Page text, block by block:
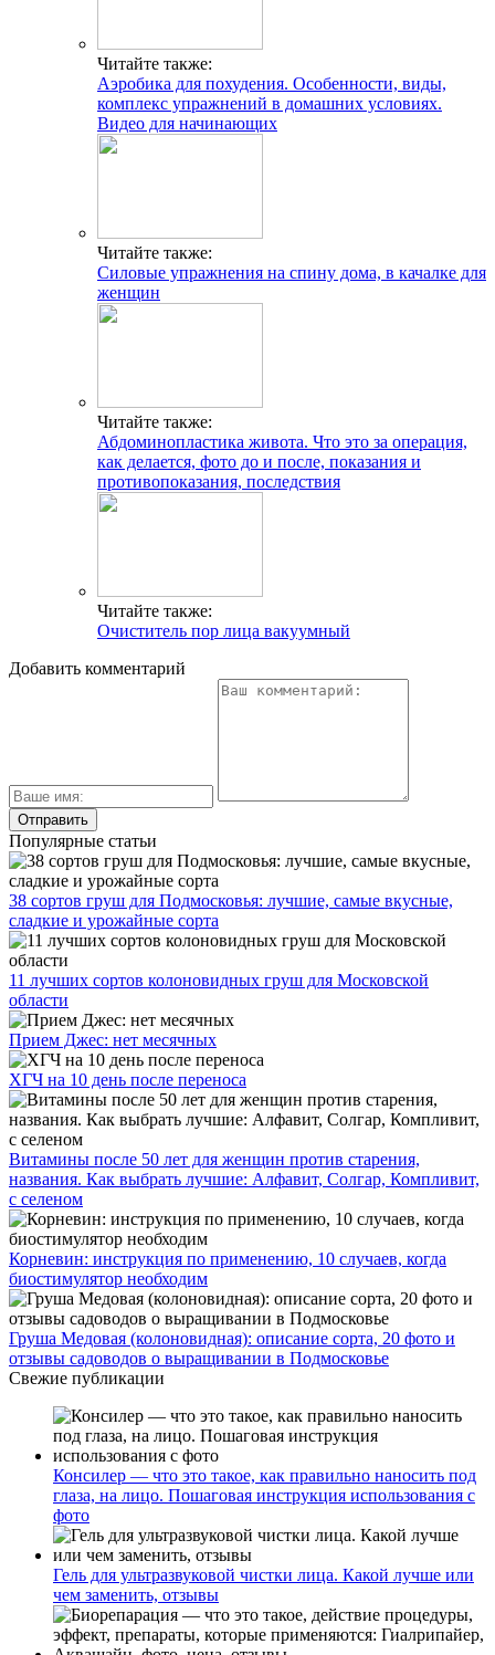
Читайте также:
Аэробика для похудения. Особенности, виды,
комплекс упражнений в домашних условиях.
Видео для начинающих
Читайте также:
Силовые упражнения на спину дома, в качалке для
женщин
Читайте также:
Абдоминопластика живота. Что это за операция,
как делается, фото до и после, показания и
противопоказания, последствия
Читайте также:
Очиститель пор лица вакуумный
Добавить комментарий
Популярные статьи
38 сортов груш для Подмосковья: лучшие, самые вкусные,
сладкие и урожайные сорта
11 лучших сортов колоновидных груш для Московской
области
Прием Джес: нет месячных
ХГЧ на 10 день после переноса
Витамины после 50 лет для женщин против старения,
названия. Как выбрать лучшие: Алфавит, Солгар, Компливит,
с селеном
Корневин: инструкция по применению, 10 случаев, когда
биостимулятор необходим
Груша Медовая (колоновидная): описание сорта, 20 фото и
отзывы садоводов о выращивании в Подмосковье
Свежие публикации
Консилер — что это такое, как правильно наносить под
глаза, на лицо. Пошаговая инструкция использования с
фото
Гель для ультразвуковой чистки лица. Какой лучше или
чем заменить, отзывы